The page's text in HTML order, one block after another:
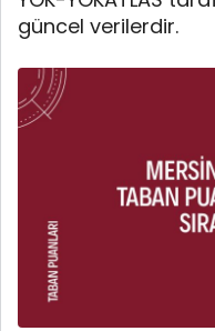
güncel verilerdir.